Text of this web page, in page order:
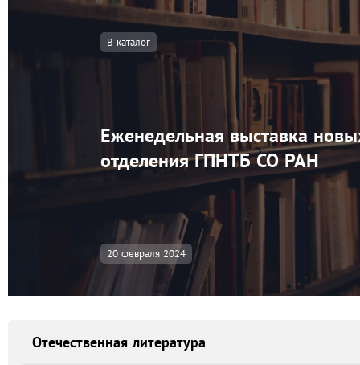
В каталог
Еженедельная выставка
отделения ГПНТБ СО РАН
20 февраля 2024
Отечественная литература